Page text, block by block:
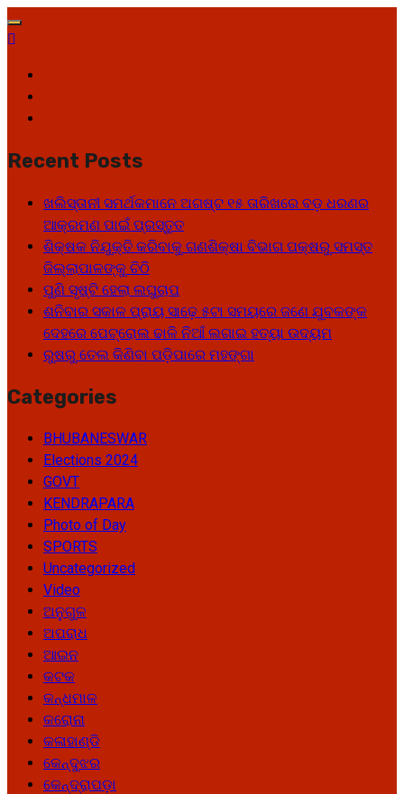
Skip
to
Recent Posts
ଖଲିସ୍ତାନୀ ସମର୍ଥକମାନେ ଅଗଷ୍ଟ ୧୫ ତାରିଖରେ ବଡ଼ ଧରଣର
ଆକ୍ରମଣ ପାଇଁ ପ୍ରସ୍ତୁତ
ଶିକ୍ଷକ ନିଯୁକ୍ତି କରିବାକୁ ଗଣଶିକ୍ଷା ବିଭାଗ ପକ୍ଷରୁ ସମସ୍ତ
ଜିଲ୍ଲାପାଳଙ୍କୁ ଚିଠି
ପୁଣି ସୃଷ୍ଟି ହେଲା ଲଘୁଚାପ
ଶନିବାର ସକାଳ ପ୍ରାୟ ସାଢ଼େ ୫ଟା ସମୟରେ ଜଣେ ଯୁବକଙ୍କ
ଦେହରେ ପେଟ୍ରୋଲ ଢାଳି ନିଆଁ ଲଗାଇ ହତ୍ୟା ଉଦ୍ୟମ
ରୁଷରୁ ତେଲ କିଣିବା ପଡ଼ିପାରେ ମହଙ୍ଗା
Categories
BHUBANESWAR
Elections 2024
GOVT
KENDRAPARA
Photo of Day
SPORTS
Uncategorized
Video
ଅନୁଗୁଳ
ଅପରାଧ
ଆଇନ
କଟକ
କନ୍ଧମାଳ
କରୋନା
କଳାହାଣ୍ଡି
କେନ୍ଦୁଝର
କେନ୍ଦ୍ରାପଡ଼ା